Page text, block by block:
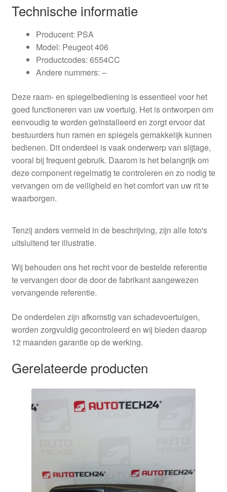
Technische informatie
Producent: PSA
Model: Peugeot 406
Productcodes: 6554CC
Andere nummers: –
Deze raam- en spiegelbediening is essentieel voor het
goed functioneren van uw voertuig. Het is ontworpen om
eenvoudig te worden geïnstalleerd en zorgt ervoor dat
bestuurders hun ramen en spiegels gemakkelijk kunnen
bedienen. Dit onderdeel is vaak onderwerp van slijtage,
vooral bij frequent gebruik. Daarom is het belangrijk om
deze component regelmatig te controleren en zo nodig te
vervangen om de veiligheid en het comfort van uw rit te
waarborgen.
Tenzij anders vermeld in de beschrijving, zijn alle foto's
uitsluitend ter illustratie.
Wij behouden ons het recht voor de bestelde referentie
te vervangen door de door de fabrikant aangewezen
vervangende referentie.
De onderdelen zijn afkomstig van schadevoertuigen,
worden zorgvuldig gecontroleerd en wij bieden daarop
12 maanden garantie op de werking.
Gerelateerde producten